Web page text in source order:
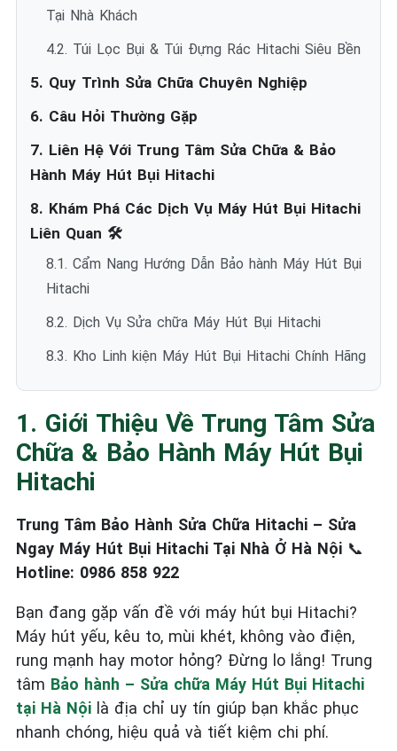
Tại Nhà Khách
4.2. Túi Lọc Bụi & Túi Đựng Rác Hitachi Siêu Bền
5. Quy Trình Sửa Chữa Chuyên Nghiệp
6. Câu Hỏi Thường Gặp
7. Liên Hệ Với Trung Tâm Sửa Chữa & Bảo
Hành Máy Hút Bụi Hitachi
8. Khám Phá Các Dịch Vụ Máy Hút Bụi Hitachi
Liên Quan 🛠️
8.1. Cẩm Nang Hướng Dẫn Bảo hành Máy Hút Bụi
Hitachi
8.2. Dịch Vụ Sửa chữa Máy Hút Bụi Hitachi
8.3. Kho Linh kiện Máy Hút Bụi Hitachi Chính Hãng
1. Giới Thiệu Về Trung Tâm Sửa
Chữa & Bảo Hành Máy Hút Bụi
Hitachi
Trung Tâm Bảo Hành Sửa Chữa Hitachi – Sửa
Ngay Máy Hút Bụi Hitachi Tại Nhà Ở Hà Nội 📞
Hotline: 0986 858 922
Bạn đang gặp vấn đề với máy hút bụi Hitachi?
Máy hút yếu, kêu to, mùi khét, không vào điện,
rung mạnh hay motor hỏng? Đừng lo lắng! Trung
tâm Bảo hành – Sửa chữa Máy Hút Bụi Hitachi
tại Hà Nội là địa chỉ uy tín giúp bạn khắc phục
nhanh chóng, hiệu quả và tiết kiệm chi phí.